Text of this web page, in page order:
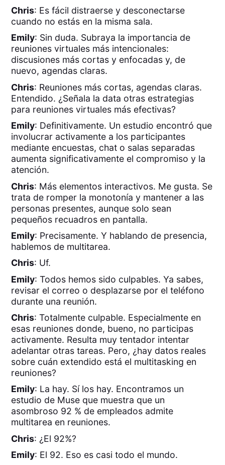
Chris: Es fácil distraerse y desconectarse
cuando no estás en la misma sala.
Emily: Sin duda. Subraya la importancia de
reuniones virtuales más intencionales:
discusiones más cortas y enfocadas y, de
nuevo, agendas claras.
Chris: Reuniones más cortas, agendas claras.
Entendido. ¿Señala la data otras estrategias
para reuniones virtuales más efectivas?
Emily: Definitivamente. Un estudio encontró que
involucrar activamente a los participantes
mediante encuestas, chat o salas separadas
aumenta significativamente el compromiso y la
atención.
Chris: Más elementos interactivos. Me gusta. Se
trata de romper la monotonía y mantener a las
personas presentes, aunque solo sean
pequeños recuadros en pantalla.
Emily: Precisamente. Y hablando de presencia,
hablemos de multitarea.
Chris: Uf.
Emily: Todos hemos sido culpables. Ya sabes,
revisar el correo o desplazarse por el teléfono
durante una reunión.
Chris: Totalmente culpable. Especialmente en
esas reuniones donde, bueno, no participas
activamente. Resulta muy tentador intentar
adelantar otras tareas. Pero, ¿hay datos reales
sobre cuán extendido está el multitasking en
reuniones?
Emily: La hay. Sí los hay. Encontramos un
estudio de Muse que muestra que un
asombroso 92 % de empleados admite
multitarea en reuniones.
Chris: ¿El 92%?
Emily: El 92. Eso es casi todo el mundo.